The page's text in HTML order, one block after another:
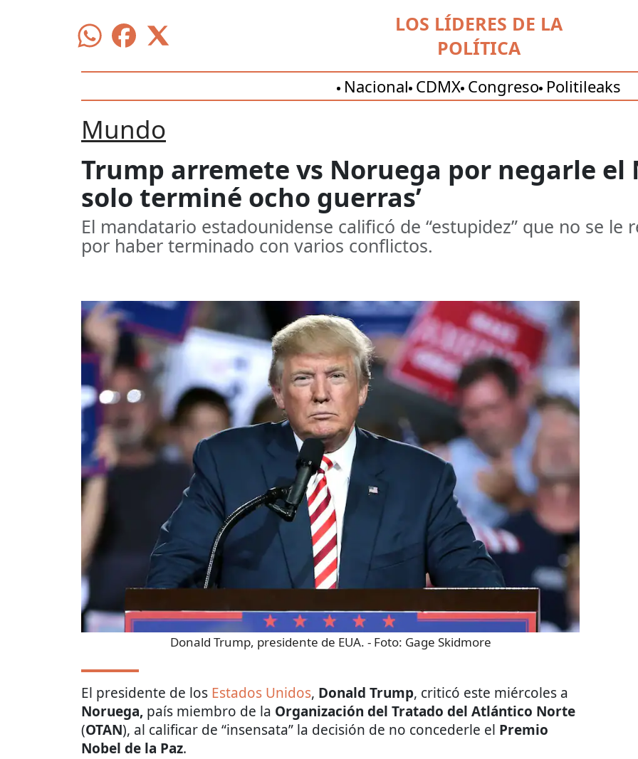
LOS LÍDERES DE LA
POLÍTICA
Nacional CDMX Congreso Politileaks
Mundo
Trump arremete vs Noruega por negarle el
solo terminé ocho guerras’
El mandatario estadounidense calificó de “estupidez” que no se le
por haber terminado con varios conflictos.
Donald Trump, presidente de EUA. - Foto: Gage Skidmore
El presidente de los Estados Unidos, Donald Trump, criticó este miércoles a
Noruega, país miembro de la Organización del Tratado del Atlántico Norte
(OTAN), al calificar de “insensata” la decisión de no concederle el Premio
Nobel de la Paz.